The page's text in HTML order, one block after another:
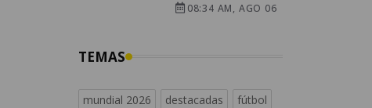
08:34 AM, AGO 06
TEMAS
mundial 2026 destacadas
fútbol